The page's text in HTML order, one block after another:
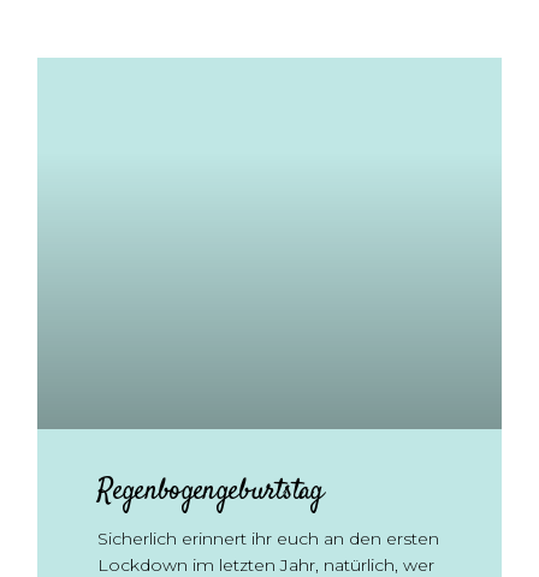
Regenbogengeburtstag
Sicherlich erinnert ihr euch an den ersten
Lockdown im letzten Jahr, natürlich, wer